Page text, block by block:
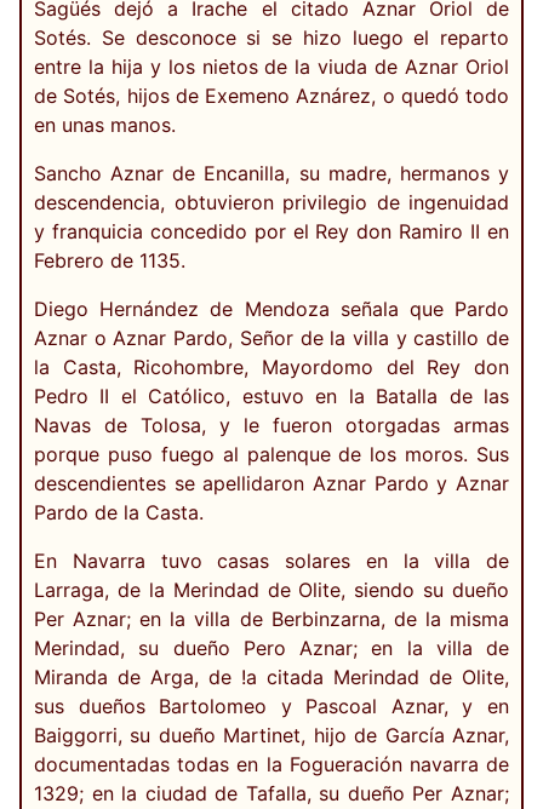
Sagüés dejó a Irache el citado Aznar Oriol de
Sotés. Se desconoce si se hizo luego el reparto
entre la hija y los nietos de la viuda de Aznar Oriol
de Sotés, hijos de Exemeno Aznárez, o quedó todo
en unas manos.
Sancho Aznar de Encanilla, su madre, hermanos y
descendencia, obtuvieron privilegio de ingenuidad
y franquicia concedido por el Rey don Ramiro II en
Febrero de 1135.
Diego Hernández de Mendoza señala que Pardo
Aznar o Aznar Pardo, Señor de la villa y castillo de
la Casta, Ricohombre, Mayordomo del Rey don
Pedro II el Católico, estuvo en la Batalla de las
Navas de Tolosa, y le fueron otorgadas armas
porque puso fuego al palenque de los moros. Sus
descendientes se apellidaron Aznar Pardo y Aznar
Pardo de la Casta.
En Navarra tuvo casas solares en la villa de
Larraga, de la Merindad de Olite, siendo su dueño
Per Aznar; en la villa de Berbinzarna, de la misma
Merindad, su dueño Pero Aznar; en la villa de
Miranda de Arga, de !a citada Merindad de Olite,
sus dueños Bartolomeo y Pascoal Aznar, y en
Baiggorri, su dueño Martinet, hijo de García Aznar,
documentadas todas en la Fogueración navarra de
1329; en la ciudad de Tafalla, su dueño Per Aznar;